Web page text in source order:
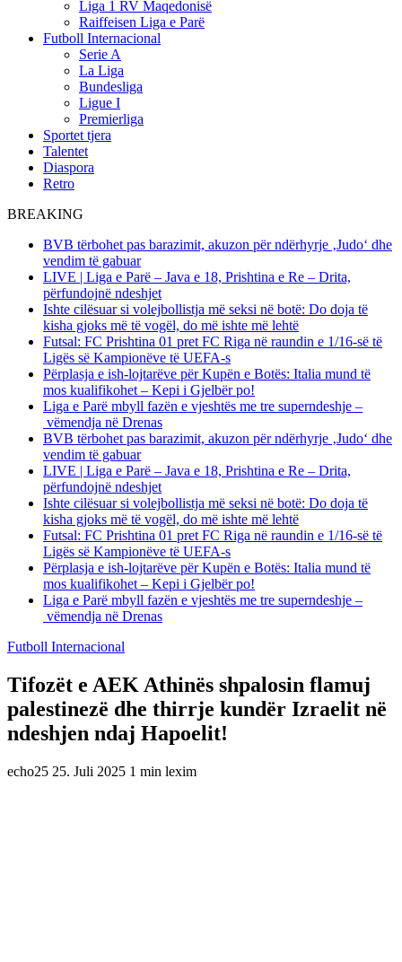
Liga 1 RV Maqedonisë
Raiffeisen Liga e Parë
Futboll Internacional
Serie A
La Liga
Bundesliga
Ligue I
Premierliga
Sportet tjera
Talentet
Diaspora
Retro
BREAKING
BVB tërbohet pas barazimit, akuzon për ndërhyrje ‚Judo‘ dhe
vendim të gabuar
LIVE | Liga e Parë – Java e 18, Prishtina e Re – Drita,
përfundojnë ndeshjet
Ishte cilësuar si volejbollistja më seksi në botë: Do doja të
kisha gjoks më të vogël, do më ishte më lehtë
Futsal: FC Prishtina 01 pret FC Riga në raundin e 1/16-së të
Ligës së Kampionëve të UEFA-s
Përplasja e ish-lojtarëve për Kupën e Botës: Italia mund të
mos kualifikohet – Kepi i Gjelbër po!
Liga e Parë mbyll fazën e vjeshtës me tre superndeshje –
vëmendja në Drenas
BVB tërbohet pas barazimit, akuzon për ndërhyrje ‚Judo‘ dhe
vendim të gabuar
LIVE | Liga e Parë – Java e 18, Prishtina e Re – Drita,
përfundojnë ndeshjet
Ishte cilësuar si volejbollistja më seksi në botë: Do doja të
kisha gjoks më të vogël, do më ishte më lehtë
Futsal: FC Prishtina 01 pret FC Riga në raundin e 1/16-së të
Ligës së Kampionëve të UEFA-s
Përplasja e ish-lojtarëve për Kupën e Botës: Italia mund të
mos kualifikohet – Kepi i Gjelbër po!
Liga e Parë mbyll fazën e vjeshtës me tre superndeshje –
vëmendja në Drenas
Futboll Internacional
Tifozët e AEK Athinës shpalosin flamuj
palestinezë dhe thirrje kundër Izraelit në
ndeshjen ndaj Hapoelit!
echo25 25. Juli 2025 1 min lexim